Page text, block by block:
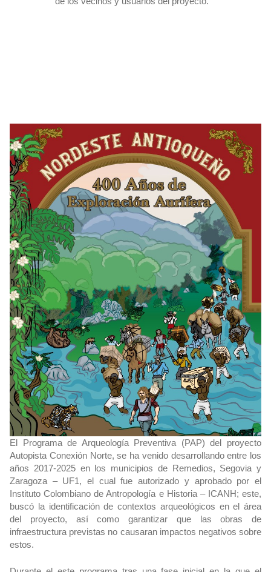
El Programa de Arqueología Preventiva (PAP) del proyecto
Autopista Conexión Norte, se ha venido desarrollando entre los
años 2017-2025 en los municipios de Remedios, Segovia y
Zaragoza – UF1, el cual fue autorizado y aprobado por el
Instituto Colombiano de Antropología e Historia – ICANH; este,
buscó la identificación de contextos arqueológicos en el área
del proyecto, así como garantizar que las obras de
infraestructura previstas no causaran impactos negativos sobre
estos.